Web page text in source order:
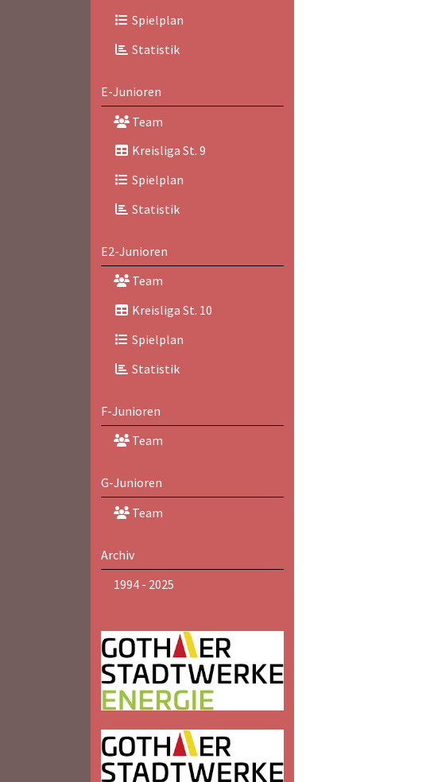
Spielplan
Statistik
E-Junioren
Team
Kreisliga St. 9
Spielplan
Statistik
E2-Junioren
Team
Kreisliga St. 10
Spielplan
Statistik
F-Junioren
Team
G-Junioren
Team
Archiv
1994 - 2025